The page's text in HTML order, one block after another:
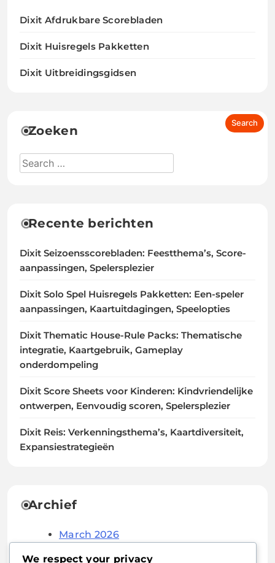
Dixit Afdrukbare Scorebladen
Dixit Huisregels Pakketten
Dixit Uitbreidingsgidsen
Zoeken
Recente berichten
Dixit Seizoensscorebladen: Feestthema’s, Score-
aanpassingen, Spelersplezier
Dixit Solo Spel Huisregels Pakketten: Een-speler
aanpassingen, Kaartuitdagingen, Speelopties
Dixit Thematic House-Rule Packs: Thematische
integratie, Kaartgebruik, Gameplay
onderdompeling
Dixit Score Sheets voor Kinderen: Kindvriendelijke
ontwerpen, Eenvoudig scoren, Spelersplezier
Dixit Reis: Verkenningsthema’s, Kaartdiversiteit,
Expansiestrategieën
Archief
March 2026
We respect your privacy